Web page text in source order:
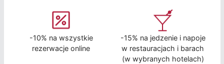
-10% na wszystkie
rezerwacje online
-15% na jedzenie i napoje
w restauracjach i barach
(w wybranych hotelach)